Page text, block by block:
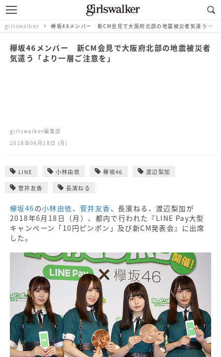
girlswalker 欅坂46メンバー 新CM会見で大阪府北部の地震被災者気遣う「より一層ご注意を」
欅坂46メンバー 新CM会見で大阪府北部の地震被災者
気遣う「より一層ご注意を」
girlswalker編集部
2018年06月18日 (月)
LINE 小林由依 欅坂46 渡辺梨加
菅井友香 長濱ねる
欅坂46の小林由依、菅井友香、長濱ねる、渡辺梨加が
2018年6月18日（月）、都内で行われた『LINE Pay大型
キャンペーン「10円ピンポン」及び新CM発表会』に出席
した。